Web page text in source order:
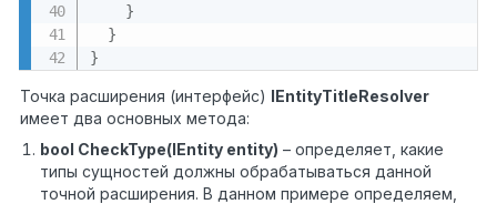
}
}
}
Точка расширения (интерфейс) IEntityTitleResolver
имеет два основных метода:
bool CheckType(IEntity entity) – определяет, какие
типы сущностей должны обрабатываться данной
точной расширения. В данном примере определяем,